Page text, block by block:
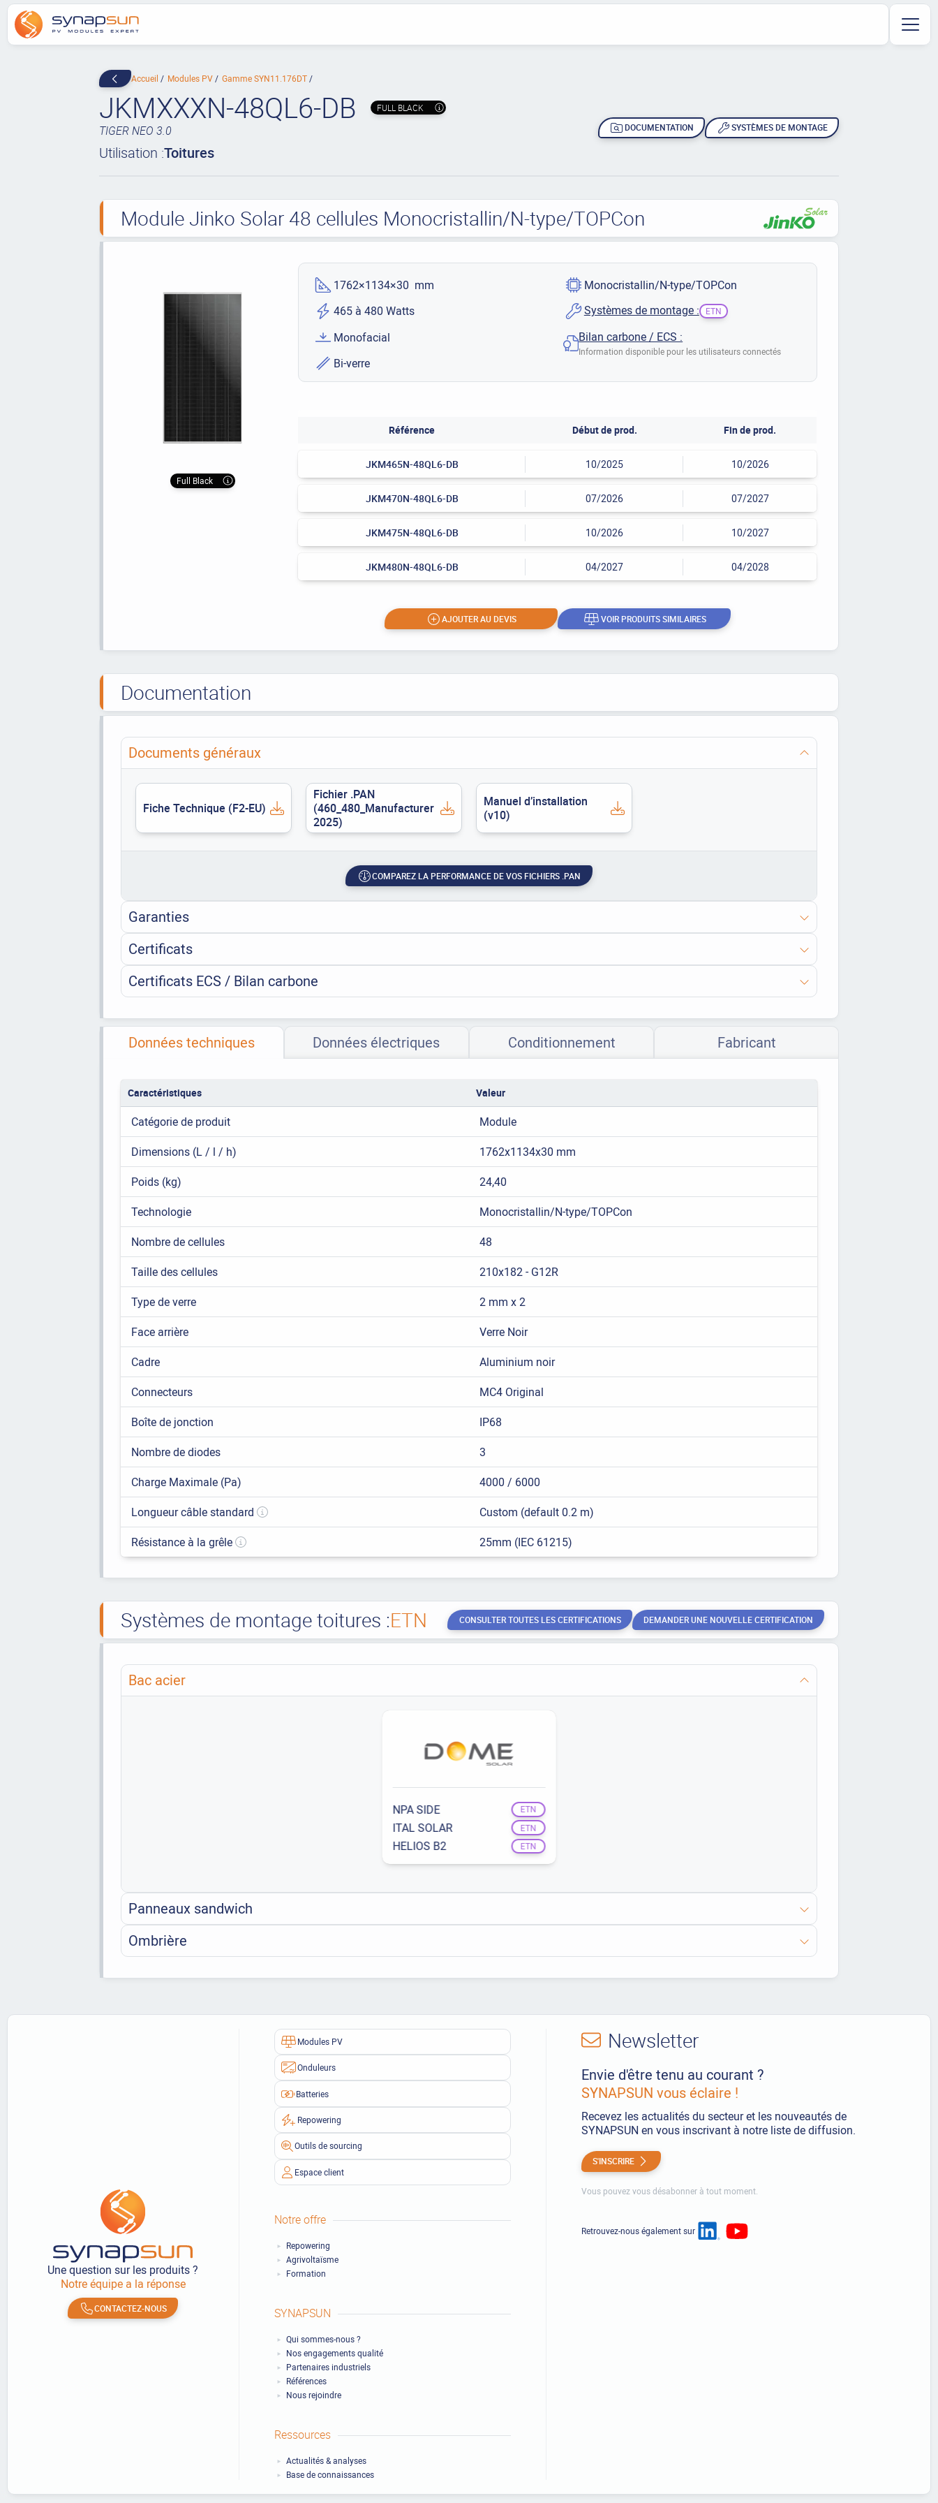
Accueil Modules PV Gamme SYN11.176DT
JKMXXXN-48QL6-DB FULL BLACK
TIGER NEO 3.0
Utilisation :Toitures
DOCUMENTATION SYSTÈMES DE MONTAGE
Module Jinko Solar 48 cellules Monocristallin/N-type/TOPCon
Full Black
1762×1134×30 mm
465 à 480 Watts
Monofacial
Bi-verre
Monocristallin/N-type/TOPCon
Systèmes de montage :
ETN
Bilan carbone / ECS :
Information disponible pour les utilisateurs connectés
Référence Début de prod. Fin de prod.
JKM465N-48QL6-DB 10/2025 10/2026
JKM470N-48QL6-DB 07/2026 07/2027
JKM475N-48QL6-DB 10/2026 10/2027
JKM480N-48QL6-DB 04/2027 04/2028
AJOUTER AU DEVIS VOIR PRODUITS SIMILAIRES
Documentation
Documents généraux
Fiche Technique (F2-EU)
Fichier .PAN
(460_480_Manufacturer
2025)
Manuel d’installation
(v10)
COMPAREZ LA PERFORMANCE DE VOS FICHIERS .PAN
Garanties
Certificats
Certificats ECS / Bilan carbone
Données techniques Données électriques Conditionnement Fabricant
Caractéristiques Valeur
Catégorie de produit
Module
Dimensions (L / l / h)
1762x1134x30 mm
Poids (kg)
24,40
Technologie
Monocristallin/N-type/TOPCon
Nombre de cellules
48
Taille des cellules
210x182 - G12R
Type de verre
2 mm x 2
Face arrière
Verre Noir
Cadre
Aluminium noir
Connecteurs
MC4 Original
Boîte de jonction
IP68
Nombre de diodes
3
Charge Maximale (Pa)
4000 / 6000
Longueur câble standard
Custom (default 0.2 m)
Résistance à la grêle
25mm (IEC 61215)
Systèmes de montage toitures :ETN CONSULTER TOUTES LES CERTIFICATIONS DEMANDER UNE NOUVELLE CERTIFICATION
Bac acier
NPA SIDE ETN
ITAL SOLAR ETN
HELIOS B2 ETN
Panneaux sandwich
Ombrière
Une question sur les produits ?
Notre équipe a la réponse
CONTACTEZ-NOUS
Modules PV
Onduleurs
Batteries
Repowering
Outils de sourcing
Espace client
Notre offre
Repowering
Agrivoltaïsme
Formation
SYNAPSUN
Qui sommes-nous ?
Nos engagements qualité
Partenaires industriels
Références
Nous rejoindre
Ressources
Actualités & analyses
Base de connaissances
Newsletter
Envie d'être tenu au courant ?
SYNAPSUN vous éclaire !
Recevez les actualités du secteur et les nouveautés de
SYNAPSUN en vous inscrivant à notre liste de diffusion.
S'INSCRIRE
Vous pouvez vous désabonner à tout moment.
Retrouvez-nous également sur